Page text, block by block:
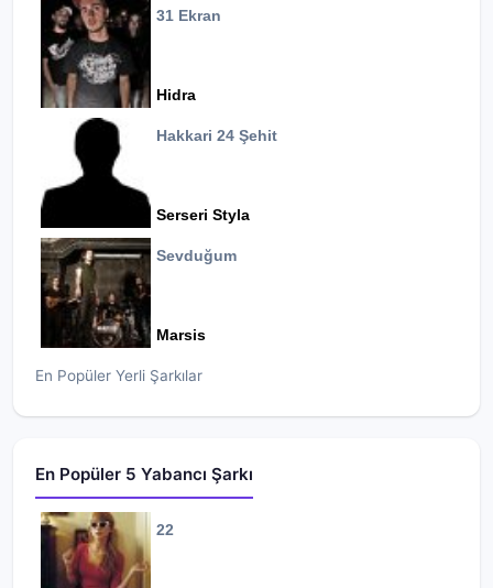
31 Ekran
Hidra
Hakkari 24 Şehit
Serseri Styla
Sevduğum
Marsis
En Popüler Yerli Şarkılar
En Popüler 5 Yabancı Şarkı
22